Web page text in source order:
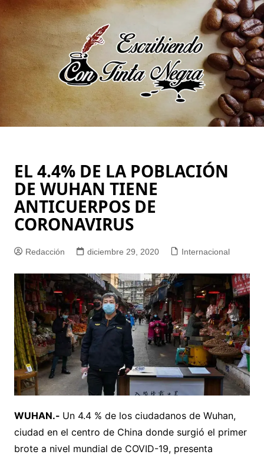
Saltar
al
contenido
EL 4.4% DE LA POBLACIÓN
DE WUHAN TIENE
ANTICUERPOS DE
CORONAVIRUS
Redacción diciembre 29, 2020 Internacional
WUHAN.- Un 4.4 % de los ciudadanos de Wuhan,
ciudad en el centro de China donde surgió el primer
brote a nivel mundial de COVID-19, presenta